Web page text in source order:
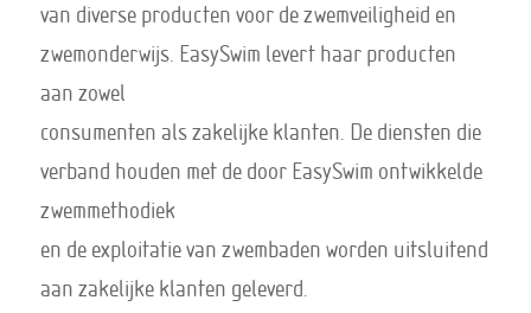
van diverse producten voor de zwemveiligheid en
zwemonderwijs. EasySwim levert haar producten
aan zowel
consumenten als zakelijke klanten. De diensten die
verband houden met de door EasySwim ontwikkelde
zwemmethodiek
en de exploitatie van zwembaden worden uitsluitend
aan zakelijke klanten geleverd.